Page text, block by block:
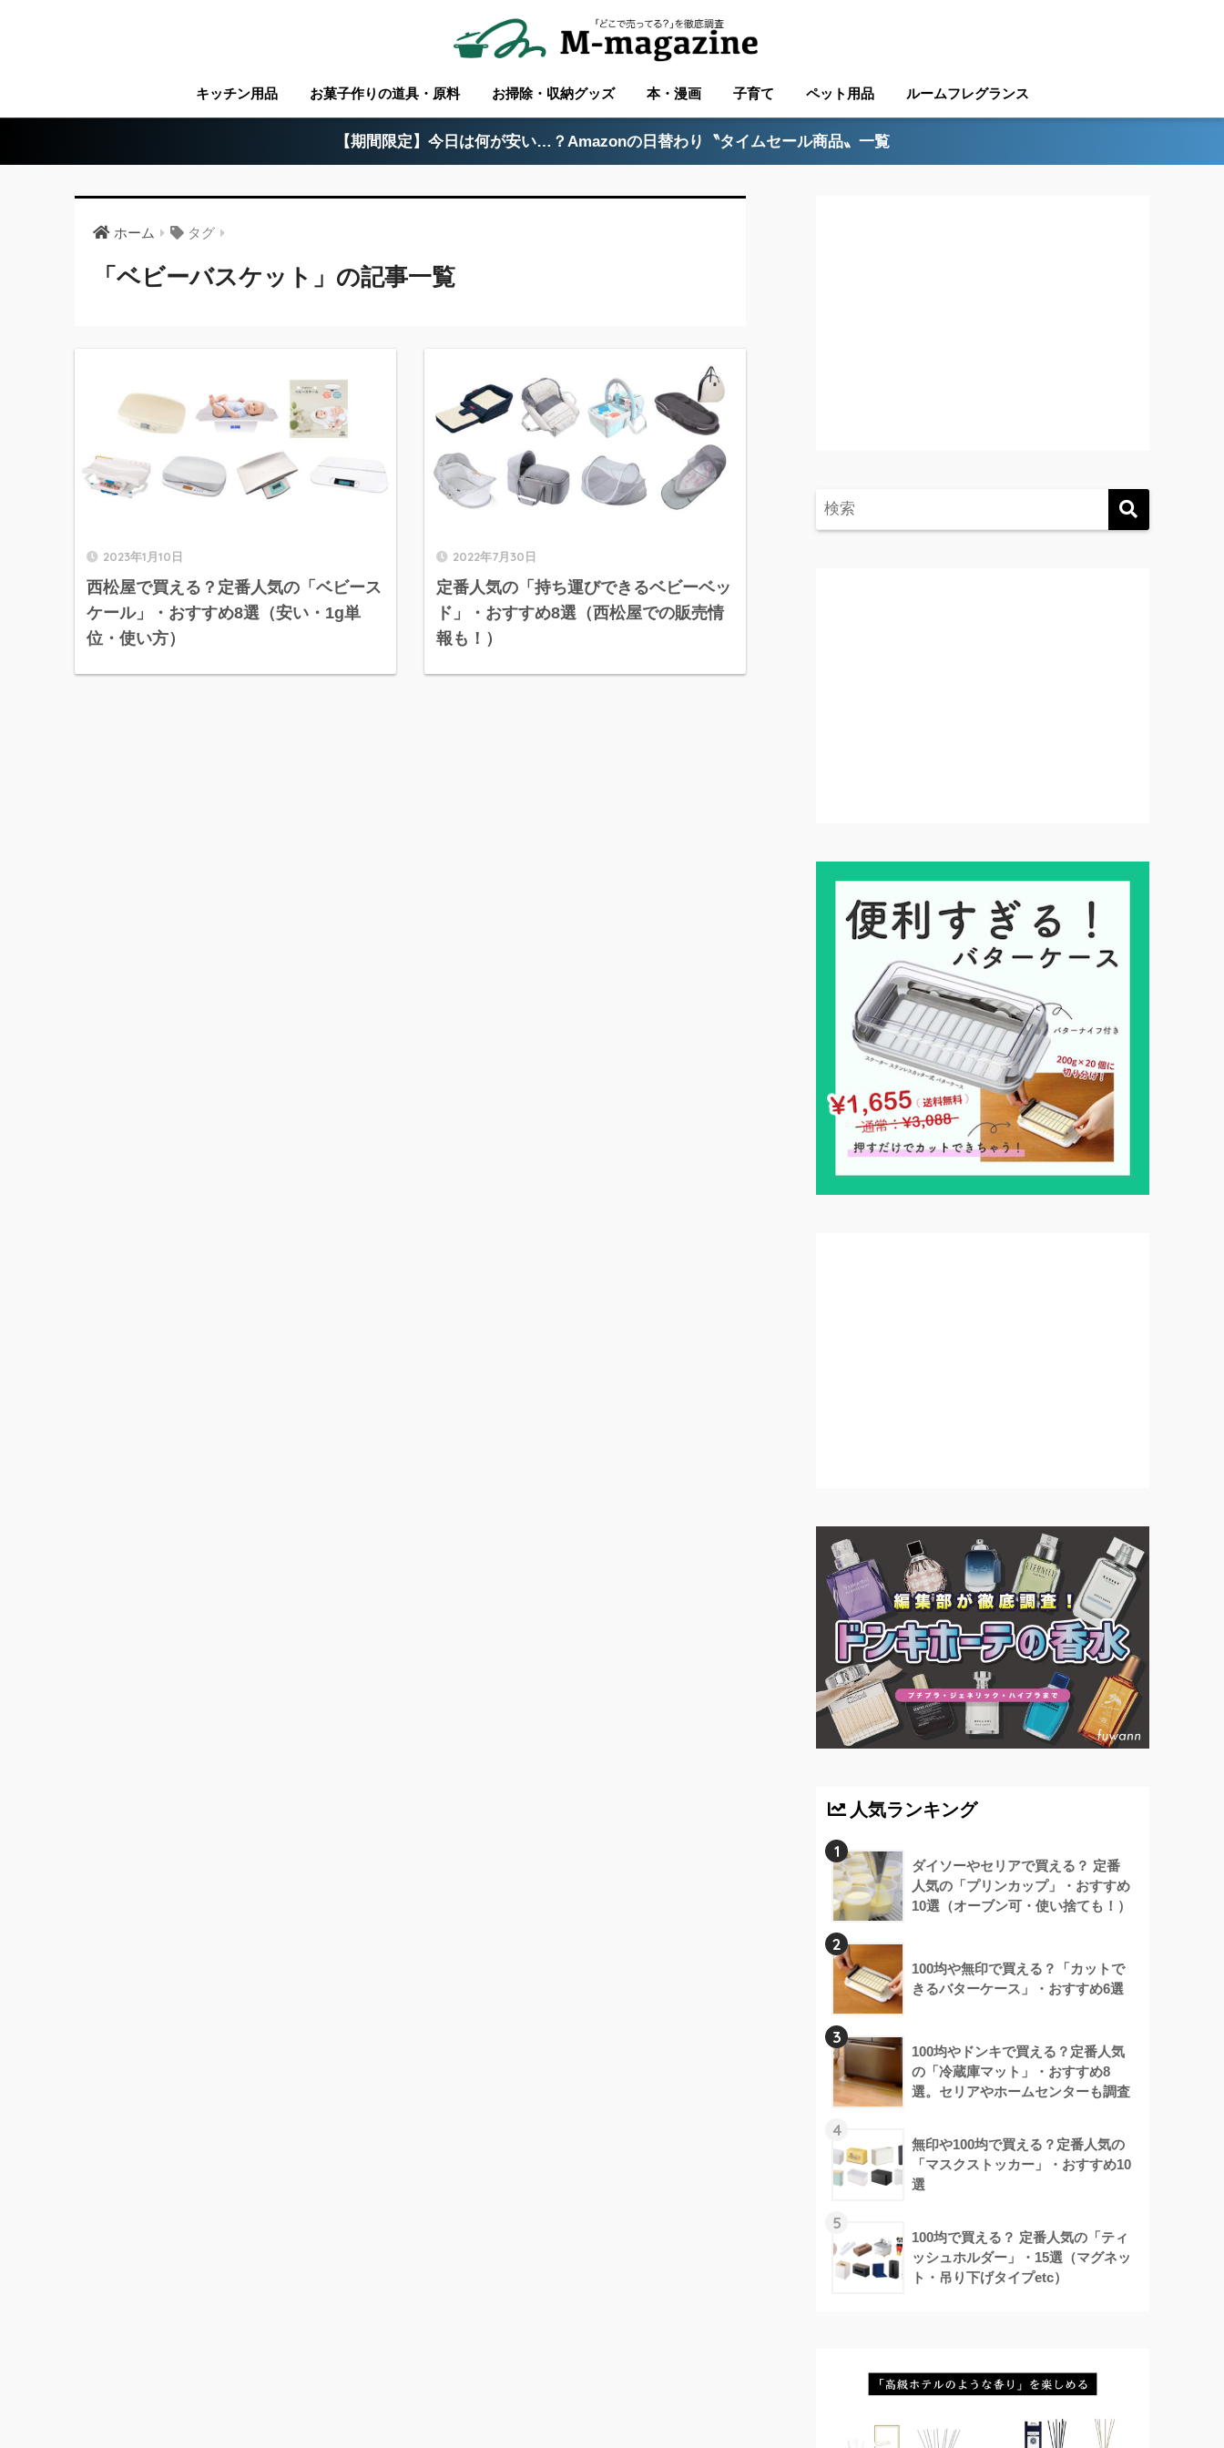
キッチン用品 お菓子作りの道具・原料 お掃除・収納グッズ 本・漫画 子育て ペット用品 ルームフレグランス
【期間限定】今日は何が安い…？Amazonの日替わり〝タイムセール商品〟一覧
ホーム タグ
「ベビーバスケット」の記事一覧
2023年1月10日
西松屋で買える？定番人気の「ベビース
ケール」・おすすめ8選（安い・1g単
位・使い方）
2022年7月30日
定番人気の「持ち運びできるベビーベッ
ド」・おすすめ8選（西松屋での販売情
報も！）
人気ランキング
1
ダイソーやセリアで買える？ 定番
人気の「プリンカップ」・おすすめ
10選（オーブン可・使い捨ても！）
2
100均や無印で買える？「カットで
きるバターケース」・おすすめ6選
3
100均やドンキで買える？定番人気
の「冷蔵庫マット」・おすすめ8
選。セリアやホームセンターも調査
4
無印や100均で買える？定番人気の
「マスクストッカー」・おすすめ10
選
5
100均で買える？ 定番人気の「ティ
ッシュホルダー」・15選（マグネッ
ト・吊り下げタイプetc）